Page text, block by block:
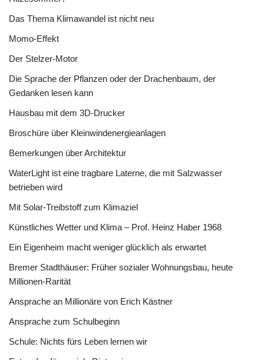
Das Thema Klimawandel ist nicht neu
Momo-Effekt
Der Stelzer-Motor
Die Sprache der Pflanzen oder der Drachenbaum, der
Gedanken lesen kann
Hausbau mit dem 3D-Drucker
Broschüre über Kleinwindenergieanlagen
Bemerkungen über Architektur
WaterLight ist eine tragbare Laterne, die mit Salzwasser
betrieben wird
Mit Solar-Treibstoff zum Klimaziel
Künstliches Wetter und Klima – Prof. Heinz Haber 1968
Ein Eigenheim macht weniger glücklich als erwartet
Bremer Stadthäuser: Früher sozialer Wohnungsbau, heute
Millionen-Rarität
Ansprache an Millionäre von Erich Kästner
Ansprache zum Schulbeginn
Schule: Nichts fürs Leben lernen wir